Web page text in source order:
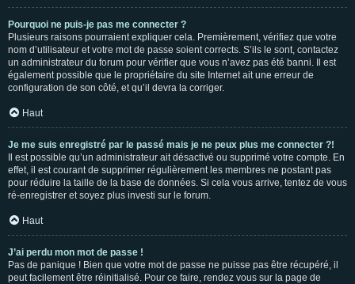
Pourquoi ne puis-je pas me connecter ?
Plusieurs raisons pourraient expliquer cela. Premièrement, vérifiez que votre
nom d’utilisateur et votre mot de passe soient corrects. S’ils le sont, contactez
un administrateur du forum pour vérifier que vous n’avez pas été banni. Il est
également possible que le propriétaire du site Internet ait une erreur de
configuration de son côté, et qu’il devra la corriger.
Haut
Je me suis enregistré par le passé mais je ne peux plus me connecter ?!
Il est possible qu’un administrateur ait désactivé ou supprimé votre compte. En
effet, il est courant de supprimer régulièrement les membres ne postant pas
pour réduire la taille de la base de données. Si cela vous arrive, tentez de vous
ré-enregistrer et soyez plus investi sur le forum.
Haut
J’ai perdu mon mot de passe !
Pas de panique ! Bien que votre mot de passe ne puisse pas être récupéré, il
peut facilement être réinitialisé. Pour ce faire, rendez vous sur la page de